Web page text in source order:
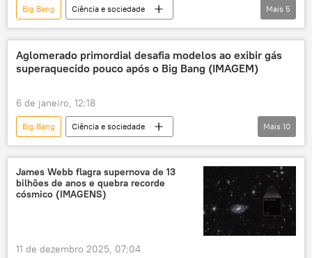
Big Bang
Ciência e sociedade
Ciência e Tecnologia
mar Mediterrâneo
buraco negro
Espaço
matéria escura
Mais 5
Aglomerado primordial desafia modelos ao exibir gás
superaquecido pouco após o Big Bang (IMAGEM)
6 de janeiro, 12:18
Big Bang
Ciência e sociedade
astronomia
astrofísica
descoberta
pesquisa
estudo
Nature
Universo
Ciência e Tecnologia
Espaço
Mais 10
James Webb flagra supernova de 13
bilhões de anos e quebra recorde
cósmico (IMAGENS)
11 de dezembro 2025, 07:04